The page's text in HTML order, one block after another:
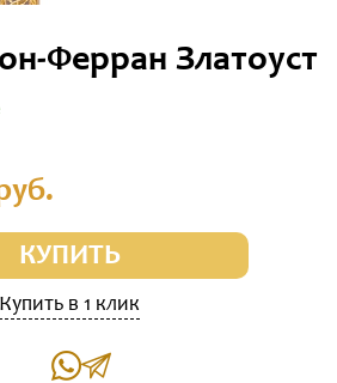
Ферран Златоуст
КУПИТЬ
Купить в 1 клик